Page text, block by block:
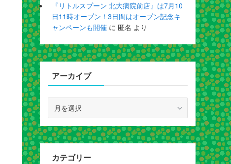
『リトルスプーン 北大病院前店』は7月10
日11時オープン！3日間はオープン記念キ
ャンペーンも開催 に 匿名 より
アーカイブ
カ
イ
ブ
カテゴリー